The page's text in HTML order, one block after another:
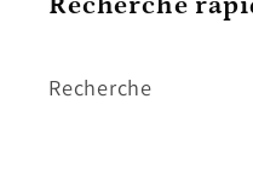
Recherche